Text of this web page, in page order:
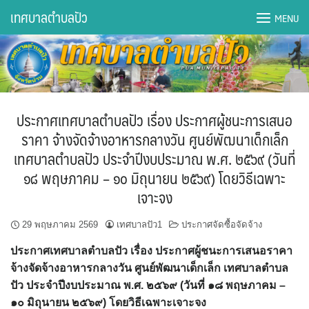
content
DWQA Ask Question
DWQA Questions
กองการศึกษา
กองคลัง
กองยุทธศาสตร์และงบประมาณ
กองสาธารณสุขฯ
การเปิดเผยข้อมูลข่าวสารปี 2566 integrity transparency
เทศบาลตำบลปัว MENU
ประกาศเทศบาลตำบลปัว เรื่อง ประกาศผู้ชนะการเสนอ
ราคา จ้างจัดจ้างอาหารกลางวัน ศูนย์พัฒนาเด็กเล็ก
เทศบาลตำบลปัว ประจำปีงบประมาณ พ.ศ. ๒๕๖๙ (วันที่
๑๘ พฤษภาคม – ๑๐ มิถุนายน ๒๕๖๙) โดยวิธีเฉพาะ
เจาะจง
29 พฤษภาคม 2569 เทศบาลปัว1 ประกาศจัดซื้อจัดจ้าง
ประกาศเทศบาลตำบลปัว เรื่อง ประกาศผู้ชนะการเสนอราคา
จ้างจัดจ้างอาหารกลางวัน ศูนย์พัฒนาเด็กเล็ก เทศบาลตำบล
ปัว ประจำปีงบประมาณ พ.ศ. ๒๕๖๙ (วันที่ ๑๘ พฤษภาคม –
๑๐ มิถุนายน ๒๕๖๙) โดยวิธีเฉพาะเจาะจง